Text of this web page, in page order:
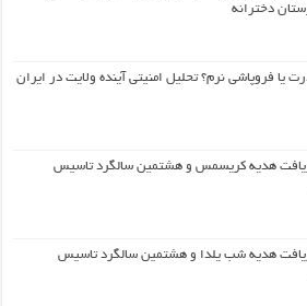
دخترانه
یا فروپاشی نرم؟ تحلیل امنیتی آینده ولایت در ایران
هدیه کریسمس و هشتمین سالگرد تاسیس
هدیه شب یلدا و هشتمین سالگرد تاسیس